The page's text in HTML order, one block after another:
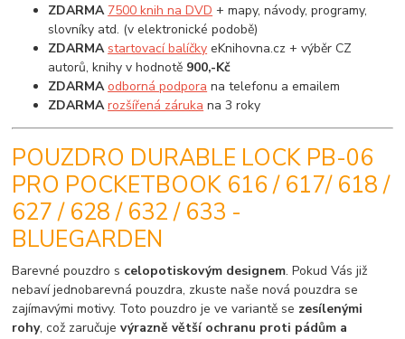
ZDARMA 7500 knih na DVD + mapy, návody, programy,
slovníky atd. (v elektronické podobě)
ZDARMA startovací balíčky eKnihovna.cz + výběr CZ
autorů, knihy v hodnotě 900,-Kč
ZDARMA odborná podpora na telefonu a emailem
ZDARMA rozšířená záruka na 3 roky
POUZDRO DURABLE LOCK PB-06
PRO POCKETBOOK 616 / 617/ 618 /
627 / 628 / 632 / 633 -
BLUEGARDEN
Barevné pouzdro s celopotiskovým designem. Pokud Vás již
nebaví jednobarevná pouzdra, zkuste naše nová pouzdra se
zajímavými motivy. Toto pouzdro je ve variantě se zesílenými
rohy, což zaručujevýrazně větší ochranu proti pádům a